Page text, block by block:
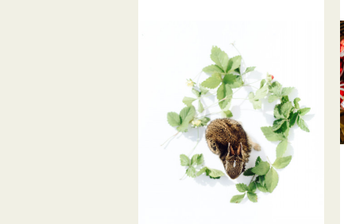
皆様、こんばんは☆ミドリです。大
晦日ですね！いよいよあと数時間…